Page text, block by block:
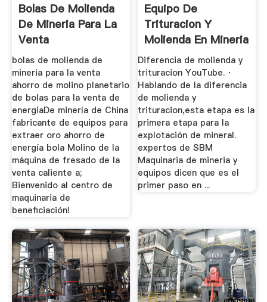
Bolas De Molienda
De Mineria Para La
Venta
bolas de molienda de
mineria para la venta
ahorro de molino planetario
de bolas para la venta de
energiaDe minería de China
fabricante de equipos para
extraer oro ahorro de
energía bola Molino de la
máquina de fresado de la
venta caliente a;
Bienvenido al centro de
maquinaria de
beneficiación!
Equipo De
Trituracion Y
Molienda En Mineria
Diferencia de molienda y
trituracion YouTube. ·
Hablando de la diferencia
de molienda y
trituracion,esta etapa es la
primera etapa para la
explotación de mineral.
expertos de SBM
Maquinaria de mineria y
equipos dicen que es el
primer paso en ...